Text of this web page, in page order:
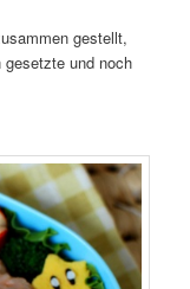
gestellt,
und noch